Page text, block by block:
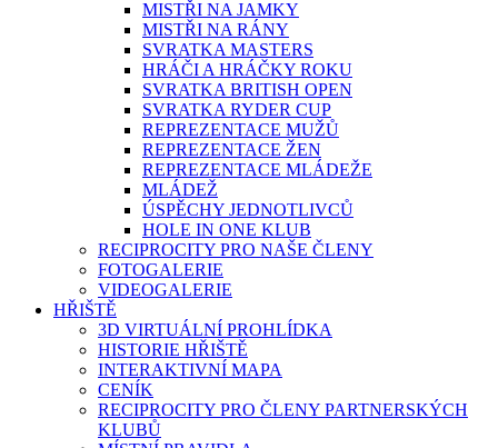
MISTŘI NA JAMKY
MISTŘI NA RÁNY
SVRATKA MASTERS
HRÁČI A HRÁČKY ROKU
SVRATKA BRITISH OPEN
SVRATKA RYDER CUP
REPREZENTACE MUŽŮ
REPREZENTACE ŽEN
REPREZENTACE MLÁDEŽE
MLÁDEŽ
ÚSPĚCHY JEDNOTLIVCŮ
HOLE IN ONE KLUB
RECIPROCITY PRO NAŠE ČLENY
FOTOGALERIE
VIDEOGALERIE
HŘIŠTĚ
3D VIRTUÁLNÍ PROHLÍDKA
HISTORIE HŘIŠTĚ
INTERAKTIVNÍ MAPA
CENÍK
RECIPROCITY PRO ČLENY PARTNERSKÝCH
KLUBŮ